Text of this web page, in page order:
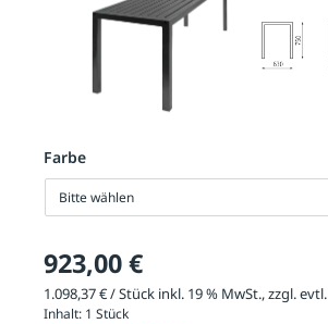
Farbe
Bitte wählen
923,00 €
1.098,37 € / Stück inkl. 19 % MwSt., zzgl. evtl.
Inhalt: 1 Stück